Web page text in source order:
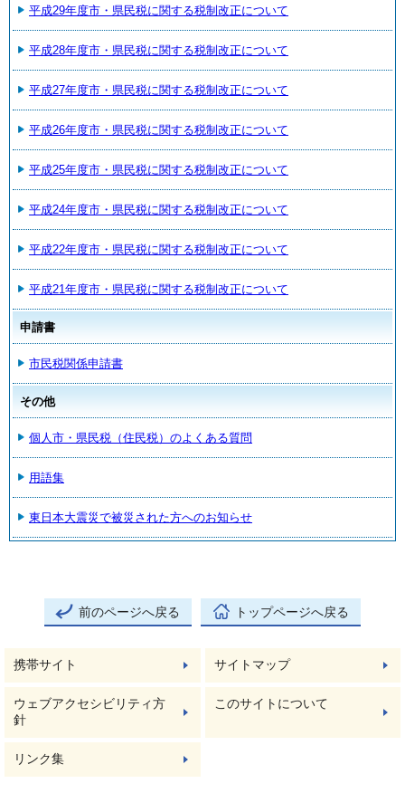
平成29年度市・県民税に関する税制改正について
平成28年度市・県民税に関する税制改正について
平成27年度市・県民税に関する税制改正について
平成26年度市・県民税に関する税制改正について
平成25年度市・県民税に関する税制改正について
平成24年度市・県民税に関する税制改正について
平成22年度市・県民税に関する税制改正について
平成21年度市・県民税に関する税制改正について
申請書
市民税関係申請書
その他
個人市・県民税（住民税）のよくある質問
用語集
東日本大震災で被災された方へのお知らせ
前のページへ戻る トップページへ戻る
携帯サイト サイトマップ
ウェブアクセシビリティ方
針
このサイトについて
リンク集